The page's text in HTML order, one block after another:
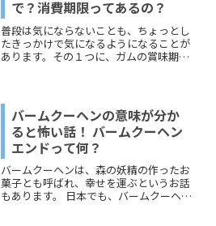
で？消費期限ってあるの？
普段は気にならないことも、ちょっとし
たきっかけで気になるようになることが
あります。その１つに、ガムの賞味期限
れるんだろう？ と思うこ...
バームクーヘンの意味が分か
ると怖い話！ バームクーヘン
エンドって何？
バームクーヘンは、森の妖精の作ったお
菓子とも呼ばれ、幸せを運ぶというお話
もあります。 日本でも、バームクーヘン